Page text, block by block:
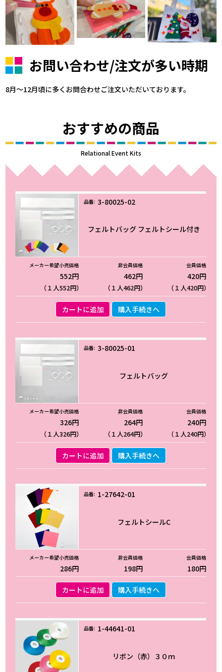
お問い合わせ/注文が多い時期
8月～12月頃に多くお問合わせご注文いただいております。
おすすめの商品
Relational Event Kits
3-80025-02
フェルトバッグ フェルトシール付き
552円
（１人552円）
462円
（１人462円）
420円
（１人420円）
カートに追加 購入手続きへ
3-80025-01
フェルトバッグ
326円
（１人326円）
264円
（１人264円）
240円
（１人240円）
カートに追加 購入手続きへ
1-27642-01
フェルトシールC
286円 198円 180円
カートに追加 購入手続きへ
1-44641-01
リボン（赤）３０ｍ